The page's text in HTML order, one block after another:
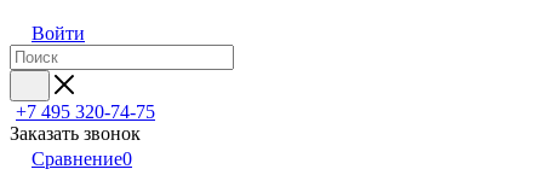
Войти
+7 495 320-74-75
Заказать звонок
Сравнение0